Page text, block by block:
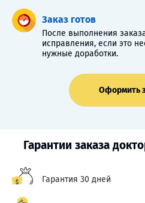
Заказ готов
После выполнения
исправления, если это
нужные доработки.
Оформить
Гарантии заказа
Гарантия 30 дней